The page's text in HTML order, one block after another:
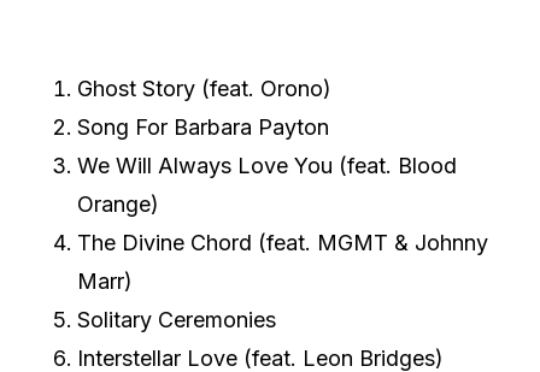
Ghost Story (feat. Orono)
Song For Barbara Payton
We Will Always Love You (feat. Blood
Orange)
The Divine Chord (feat. MGMT & Johnny
Marr)
Solitary Ceremonies
Interstellar Love (feat. Leon Bridges)